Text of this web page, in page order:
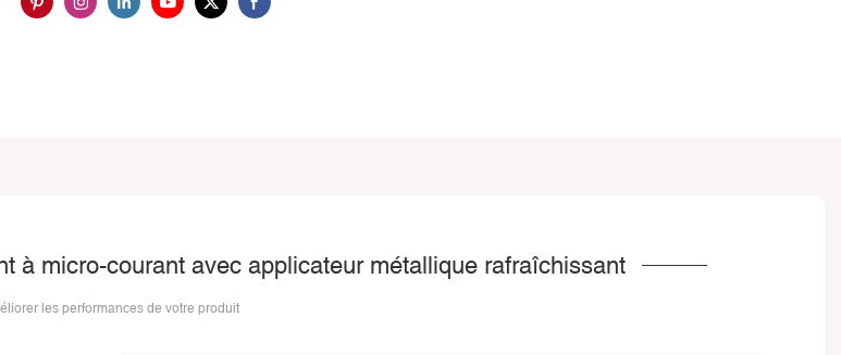
à micro-courant avec applicateur métallique rafraîchissant
les performances de votre produit